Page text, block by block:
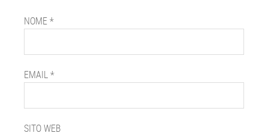
NOME*
EMAIL*
SITO WEB